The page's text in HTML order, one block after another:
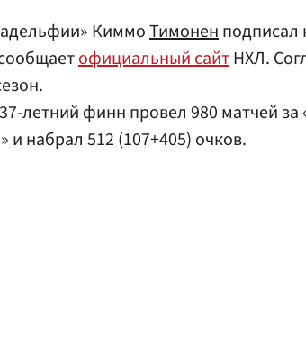
КиммоТимоненподписал
официальный сайтНХЛ.
летний финн провел 980 матчей
набрал 512 (107+405) очков.